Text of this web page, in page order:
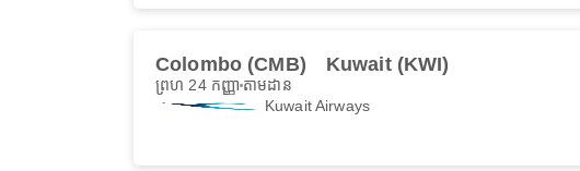
Colombo (CMB) Kuwait (KWI)
ព្រហ 24 កញ្ញា តាមដាន
Kuwait Airways